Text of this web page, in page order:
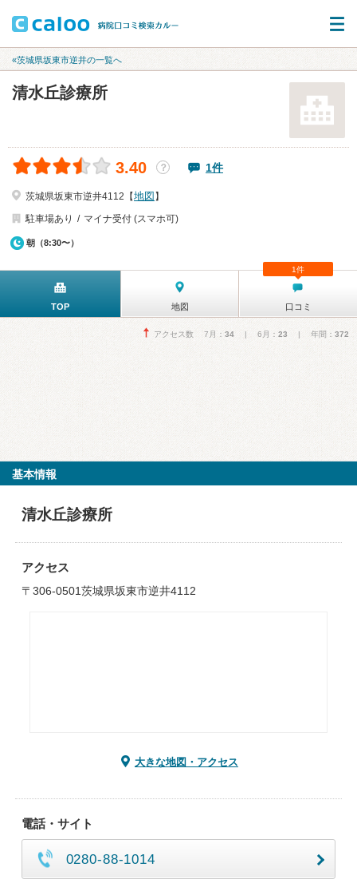
«茨城県坂東市逆井の一覧へ
清水丘診療所
3.40 ？ 1件
茨城県坂東市逆井4112【地図 】
駐車場あり
マイナ受付 (スマホ可)
朝（8:30〜）
TOP 地図 口コミ
1件
アクセス数 7月： 34 | 6月： 23 | 年間： 372
基本情報
清水丘診療所
アクセス
〒306-0501茨城県坂東市逆井4112
大きな地図・アクセス
電話・サイト
0280-88-1014